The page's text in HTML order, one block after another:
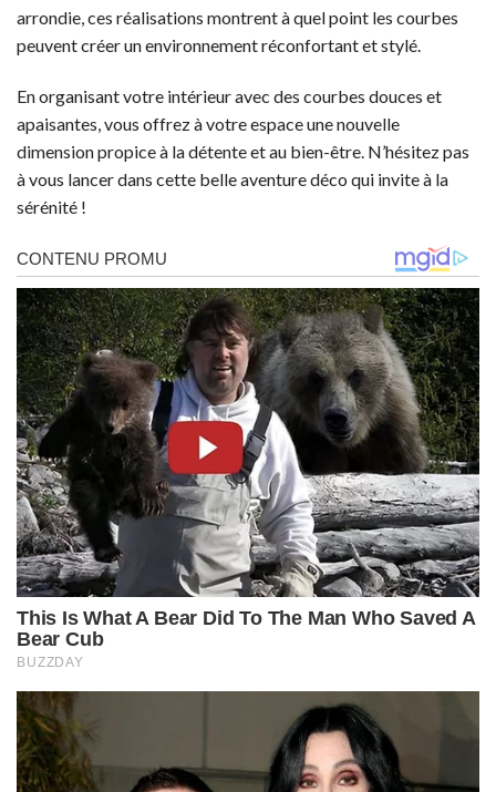
arrondie, ces réalisations montrent à quel point les courbes
peuvent créer un environnement réconfortant et stylé.
En organisant votre intérieur avec des courbes douces et
apaisantes, vous offrez à votre espace une nouvelle
dimension propice à la détente et au bien-être. N’hésitez pas
à vous lancer dans cette belle aventure déco qui invite à la
sérénité !